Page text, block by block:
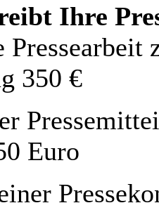
Ihre
Pressearbeit
350 €
Euro